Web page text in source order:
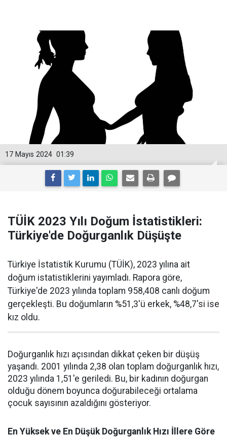
01:39
17 Mayıs 2024
TÜİK 2023 Yılı Doğum İstatistikleri:
Türkiye'de Doğurganlık Düşüşte
Türkiye İstatistik Kurumu (TÜİK), 2023 yılına ait
doğum istatistiklerini yayımladı. Rapora göre,
Türkiye'de 2023 yılında toplam 958,408 canlı doğum
gerçekleşti. Bu doğumların %51,3'ü erkek, %48,7'si ise
kız oldu.
Doğurganlık hızı açısından dikkat çeken bir düşüş
yaşandı. 2001 yılında 2,38 olan toplam doğurganlık hızı,
2023 yılında 1,51'e geriledi. Bu, bir kadının doğurgan
olduğu dönem boyunca doğurabileceği ortalama
çocuk sayısının azaldığını gösteriyor.
En Yüksek ve En Düşük Doğurganlık Hızı İllere Göre